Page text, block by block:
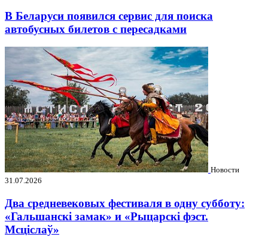
В Беларуси появился сервис для поиска
автобусных билетов с пересадками
Новости
31.07.2026
Два средневековых фестиваля в одну субботу:
«Гальшанскі замак» и «Рыцарскі фэст.
Мсціслаў»